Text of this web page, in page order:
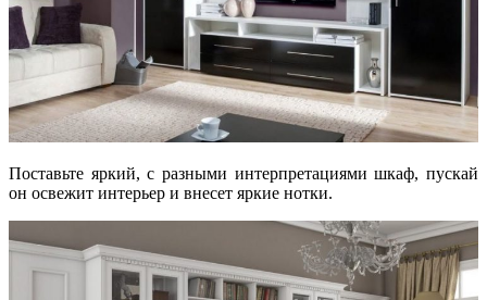
Поставьте яркий, с разными интерпретациями шкаф, пускай
он освежит интерьер и внесет яркие нотки.